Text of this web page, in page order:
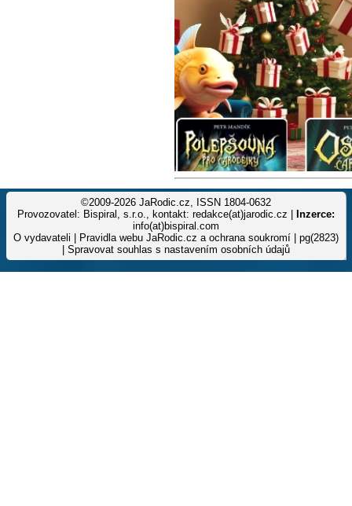
©2009-2026 JaRodic.cz, ISSN 1804-0632
Provozovatel: Bispiral, s.r.o., kontakt: redakce(at)jarodic.cz |
Inzerce:
info(at)bispiral.com
O vydavateli
Pravidla webu JaRodic.cz a ochrana soukromí | pg(2823)
Spravovat souhlas s nastavením osobních údajů